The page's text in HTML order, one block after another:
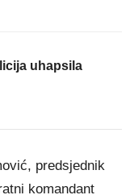
uhapsila
predsjednik
komandant